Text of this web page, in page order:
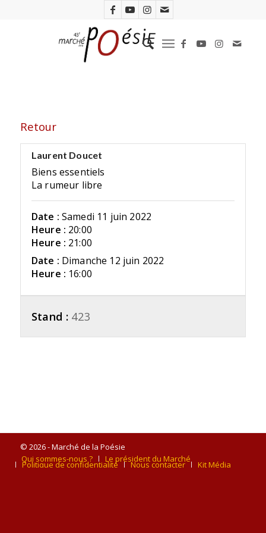
Retour
Laurent Doucet
Biens essentiels
La rumeur libre
Date : Samedi 11 juin 2022
Heure : 20:00
Heure : 21:00
Date : Dimanche 12 juin 2022
Heure : 16:00
Stand : 423
© 2026 - Marché de la Poésie
Qui sommes-nous ?
Le président du Marché
Politique de confidentialité Nous contacter Kit Média